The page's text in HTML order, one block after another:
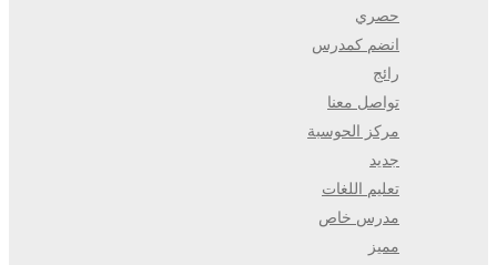
حصري
انضم كمدرس
رائج
تواصل معنا
مركز الحوسبة
جديد
تعليم اللغات
مدرس خاص
مميز